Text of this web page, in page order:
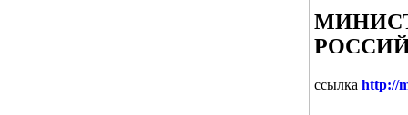
ссылка http://